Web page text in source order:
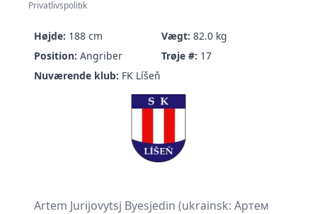
Højde: 188 cm Vægt: 82.0 kg
Position: Angriber Trøje #: 17
Nuværende klub: FK Líšeň
Artem Jurijovytsj Byesjedin (ukrainsk: Артем
Privatlivspolitik